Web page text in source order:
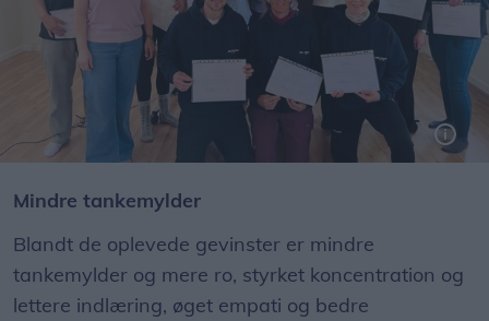
Mindre tankemylder
Blandt de oplevede gevinster er mindre
tankemylder og mere ro, styrket koncentration og
lettere indlæring, øget empati og bedre